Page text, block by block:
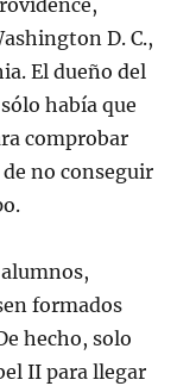
D. C.,
El dueño del
había que
comprobar
no conseguir
formados
hecho, solo
II para llegar